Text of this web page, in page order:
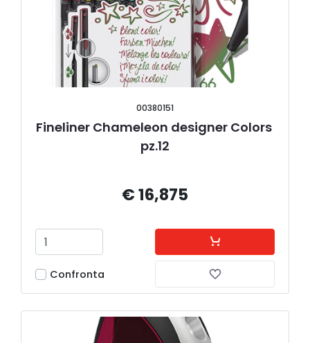
00380151
Fineliner Chameleon designer Colors
pz.12
€ 16,875
Confronta